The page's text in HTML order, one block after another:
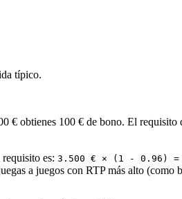
típico.
€ obtienes 100 € de bono. El requisito
es: 3.500 € × (1 - 0.96) =
a juegos con RTP más alto (como